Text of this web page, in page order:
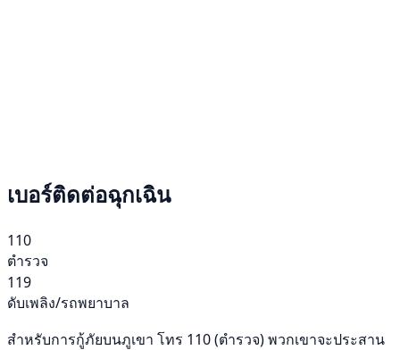
เบอร์ติดต่อฉุกเฉิน
110
ตำรวจ
119
ดับเพลิง/รถพยาบาล
สำหรับการกู้ภัยบนภูเขา โทร 110 (ตำรวจ) พวกเขาจะประสาน